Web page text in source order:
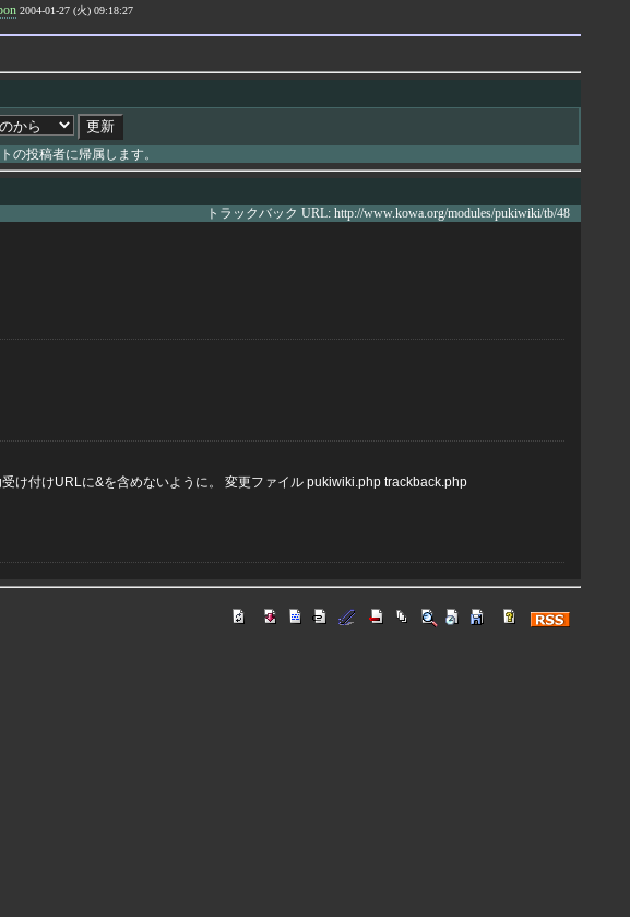
2004-01-27 (火) 09:18:27
の投稿者に帰属します。
トラックバック URL: http://www.kowa.org/modules/pukiwiki/tb/48
け付けURLに&を含めないように。 変更ファイル pukiwiki.php trackback.php